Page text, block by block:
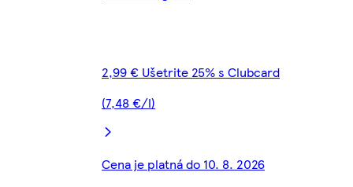
2,99 € Ušetrite 25% s Clubcard
(7,48 €/l)
Cena je platná do 10. 8. 2026